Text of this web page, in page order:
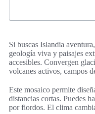
Si buscas Islandia
geología viva y paisajes
accesibles. Convergen
volcanes activos, campos
Este mosaico permite
distancias cortas. Puedes
por fiordos. El clima